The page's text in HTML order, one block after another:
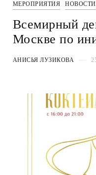
МЕРОПРИЯТИЯ НОВОСТИ
Всемирный
Москве по
АНИСЬЯ ЛУЗИКОВА